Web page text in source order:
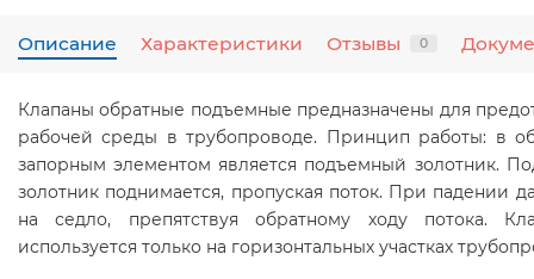
Описание Характеристики Отзывы 0
Клапаны обратные подъемные предназначены для
рабочей среды в трубопроводе. Принцип работы: в
запорным элементом является подъемный золотник.
золотник поднимается, пропуская поток. При падении
на седло, препятствуя обратному ходу потока.
используется только на горизонтальных участках